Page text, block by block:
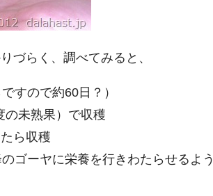
づらく、調べてみると、
すので約60日？）
の未熟果）で収穫
ら収穫
ゴーヤに栄養を行きわたらせるよう